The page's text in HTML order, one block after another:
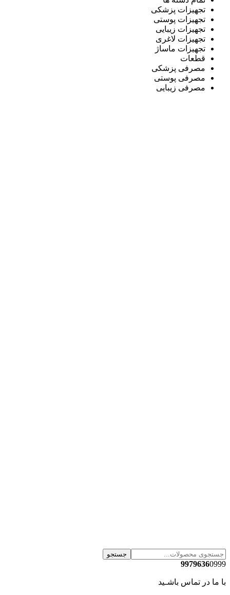
تجهیزات پزشکی
تجهیزات پوستی
تجهیزات زیبایی
تجهیزات لاغری
تجهیزات ماساژ
قطعات
مصرفی پزشکی
مصرفی پوستی
مصرفی زیبایی
جستجو
99796360999
با ما در تماس باشـید